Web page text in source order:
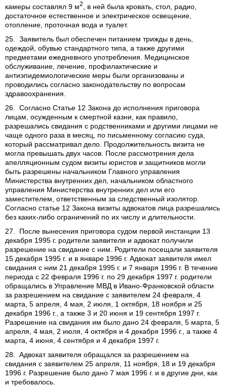
камеры составлял 9 м2
, в ней была кровать, стол, радио,
достаточное естественное и электрическое освещение,
отопление, проточная вода и туалет.
25. Заявитель был обеспечен питанием трижды в день,
одеждой, обувью стандартного типа, а также другими
предметами ежедневного употребления. Медицинское
обслуживание, лечение, профилактические и
антиэпидемиологические меры были организованы и
проводились согласно законодательству по вопросам
здравоохранения.
26. Согласно Статье 12 Закона до исполнения приговора
лицам, осужденным к смертной казни, как правило,
разрешались свидания с родственниками и другими лицами не
чаще одного раза в месяц, по письменному согласию суда,
который рассматривал дело. Продолжительность визита не
могла превышать двух часов. После рассмотрения дела
апелляционным судом визиты юристов и защитников могли
быть разрешены начальником Главного управления
Министерства внутренних дел, начальником областного
управления Министерства внутренних дел или его
заместителем, ответственным за следственный изолятор.
Согласно статье 12 Закона визиты адвокатов лица разрешались
без каких-либо ограничений по их числу и длительности.
27. После вынесения приговора судом первой инстанции 13
декабря 1995 г. родители заявителя и адвокат получили
разрешение на свидание с ним. Родители посещали заявителя
15 декабря 1995 г. и в январе 1996 г. Адвокат заявителя имел
свидания с ним 21 декабря 1995 г. и 7 января 1996 г. В течение
периода с 22 февраля 1996 г. по 29 декабря 1997 г. родители
обращались в Управление МВД в Ивано-Франковской области
за разрешением на свидание с заявителем 24 февраля, 4
марта, 5 апреля, 4 мая, 2 июля, 1 октября, 18 ноября и 25
декабря 1996 г., а также 3 и 20 июня и 19 сентября 1997 г.
Разрешение на свидания им было дано 24 февраля, 5 марта, 5
апреля, 4 мая, 2 июля, 4 октября и 4 декабря 1996 г., а также 4
марта, 4 июня, 4 сентября и 4 декабря 1997 г.
28. Адвокат заявителя обращался за разрешением на
свидания с заявителем 25 апреля, 11 ноября, 18 и 19 декабря
1996 г. Разрешение было дано 7 мая 1996 г. и в другие дни, как
и требовалось.